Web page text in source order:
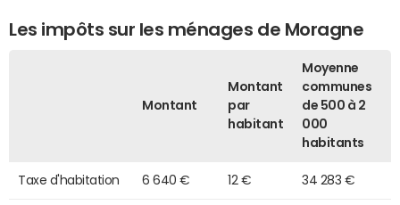
Les impôts sur les ménages de Moragne
Montant
Montant
par
habitant
Moyenne
communes
de 500 à 2
000
habitants
Taxe d'habitation 6 640 € 12 € 34 283 €